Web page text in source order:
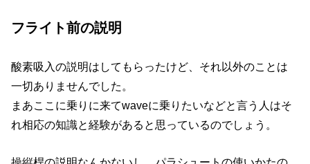
フライト前の説明
酸素吸入の説明はしてもらったけど、それ以外のことは
一切ありませんでした。
まあここに乗りに来てwaveに乗りたいなどと言う人はそ
れ相応の知識と経験があると思っているのでしょう。